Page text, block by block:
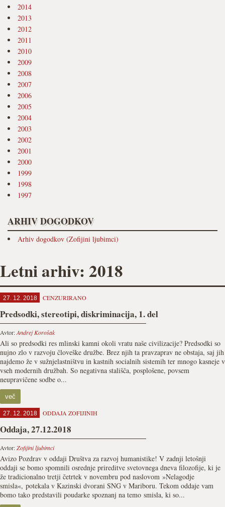
2014
2013
2012
2011
2010
2009
2008
2007
2006
2005
2004
2003
2002
2001
2000
1999
1998
1997
ARHIV DOGODKOV
Arhiv dogodkov (Zofijini ljubimci)
Letni arhiv: 2018
27. 12. 2018 CENZURIRANO
Predsodki, stereotipi, diskriminacija, 1. del
Avtor:Andrej Korošak
Ali so predsodki res mlinski kamni okoli vratu naše civilizacije? Predsodki so
nujno zlo v razvoju človeške družbe. Brez njih ta pravzaprav ne obstaja, saj jih
najdemo že v sužnjelastništvu in kastnih socialnih sistemih ter mnogo kasneje v
vseh modernih družbah. So negativna stališča, posplošene, povsem
neupravičene sodbe o...
več
27. 12. 2018 ODDAJA ZOFIJINIH
Oddaja, 27.12.2018
Avtor:Zofijini ljubimci
Avizo Pozdrav v oddaji Društva za razvoj humanistike! V zadnji letošnji
oddaji se bomo spomnili osrednje prireditve svetovnega dneva filozofije, ki je
že tradicionalno tretji četrtek v novembru pod naslovom »Nelagodje
smisla«, potekala v Kazinski dvorani SNG v Mariboru. Tekom oddaje vam
bomo tako predstavili poudarke spoznanj na temo smisla, ki so...